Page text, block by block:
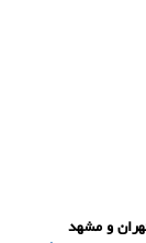
و مشهد